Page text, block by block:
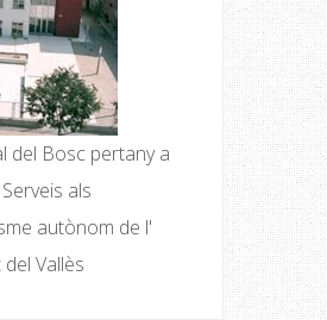
del Bosc pertany a
als
autònom de l'
Vallès